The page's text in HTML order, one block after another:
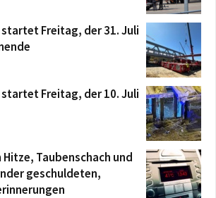
startet Freitag, der 31. Juli
startet Freitag, der 10. Juli
Taubenschach und
geschuldeten,